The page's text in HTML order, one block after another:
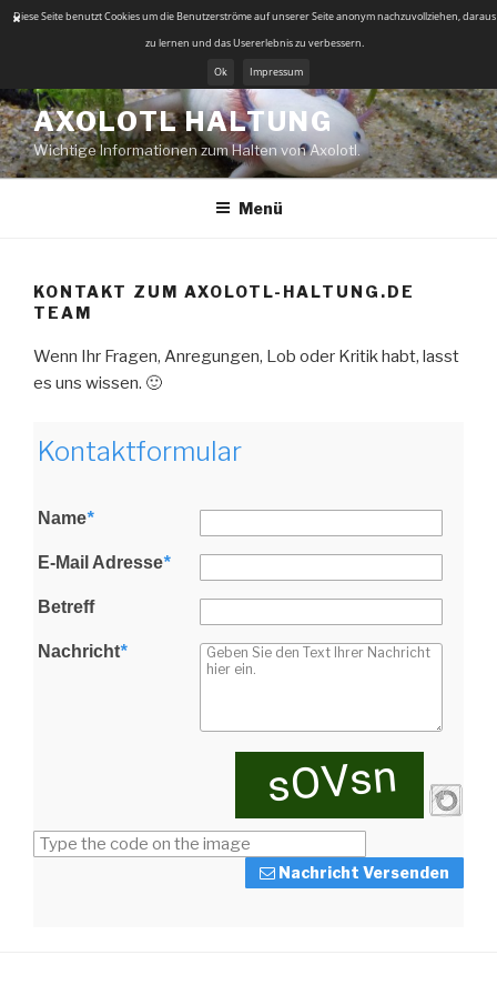
Diese Seite benutzt Cookies um die Benutzerströme auf unserer Seite anonym nachzuvollziehen, daraus
zu lernen und das Usererlebnis zu verbessern.
Ok
Impressum
Zum
Inhalt
springen
AXOLOTL HALTUNG
Wichtige Informationen zum Halten von Axolotl.
Menü
KONTAKT ZUM AXOLOTL-HALTUNG.DE
TEAM
Wenn Ihr Fragen, Anregungen, Lob oder Kritik habt, lasst
es uns wissen. 🙂
Kontaktformular
Name*
E-Mail Adresse*
Betreff
Nachricht*
Nachricht Versenden